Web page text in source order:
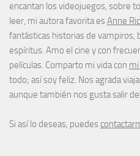
encantan los videojuegos, sobre
leer, mi autora favorita esAnne
fantásticas historias de vampiros,
espíritus. Amo el cine y con
películas. Comparto mi vida con
todo; así soy feliz. Nos agrada
aunque también nos gusta salir
Si así lo deseas, puedes